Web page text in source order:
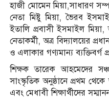
হাজী মোমেন মিয়া,সাধারণ
নেতা মিষ্টু মিয়া, ভৈরব
ইতালি প্রবাসী ইসমাইল
নেতাকর্মী, অত্র বিদ্যালয়ের
ও এলাকার গণ্যমান্য ব্যক্তিবর্গ
শিক্ষক তারেক আহমেদের
সাংস্কৃতিক অনুষ্ঠানে প্রথম
এবং মেধাবী শিক্ষার্থীদের